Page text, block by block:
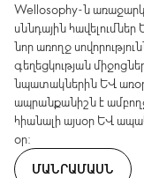
Wellosophy-ն
սննդային
նոր առողջ
գեղեցկության
նպատակներին և
ապրանքանիշն է
հիանալի այսօր և
օր:
ՄԱՆՐԱՄԱՍՆ